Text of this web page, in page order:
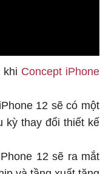
khi Concept iPhone
12 sẽ có một
kỳ thay đổi thiết kế
12 sẽ ra mắt